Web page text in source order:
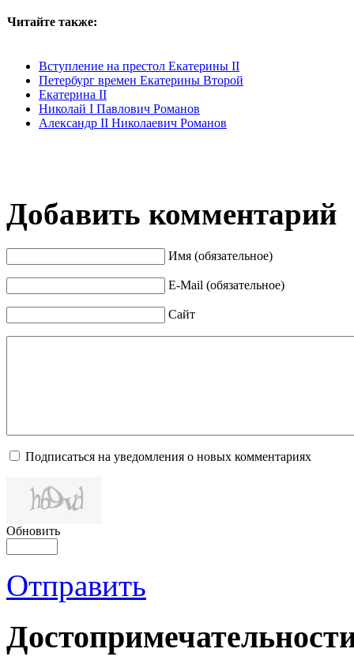
Читайте также:
Вступление на престол Екатерины II
Петербург времен Екатерины Второй
Екатерина II
Николай I Павлович Романов
Александр II Николаевич Романов
Добавить комментарий
Имя (обязательное)
E-Mail (обязательное)
Сайт
Подписаться на уведомления о новых комментариях
Обновить
Отправить